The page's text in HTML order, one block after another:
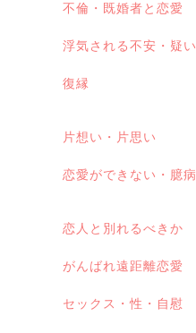
不倫・既婚者と恋愛
浮気される不安・疑い
復縁
片想い・片思い
恋愛ができない・臆病
恋人と別れるべきか
がんばれ遠距離恋愛
セックス・性・自慰